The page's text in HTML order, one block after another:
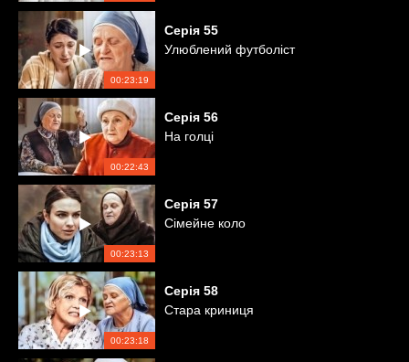
00:23:19
Серія 55
Улюблений футболіст
00:22:43
Серія 56
На голці
00:23:13
Серія 57
Сімейне коло
00:23:18
Серія 58
Стара криниця